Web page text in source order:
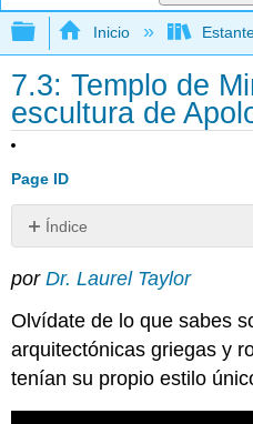
Expandir/contraer
Inicio
7.3: Templo de
escultura de
Page ID
Índice
templos
han
desaparecido
gran
medida
porDr. Laurel Taylor
Olvídate de lo que sabes
arquitectónicas griegas y
tenían su propio estilo